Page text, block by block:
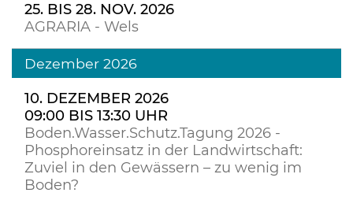
25. BIS 28. NOV. 2026
AGRARIA - Wels
Dezember 2026
10. DEZEMBER 2026
09:00 BIS 13:30 UHR
Boden.Wasser.Schutz.Tagung 2026 -
Phosphoreinsatz in der Landwirtschaft:
Zuviel in den Gewässern – zu wenig im
Boden?